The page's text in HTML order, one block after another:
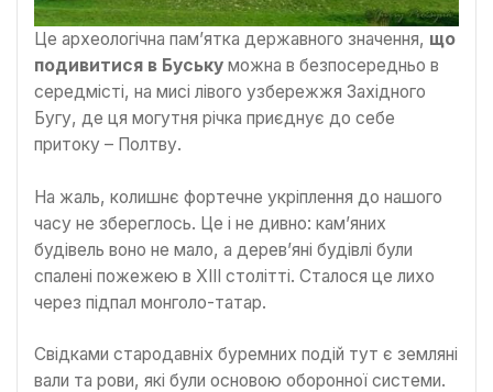
Це археологічна пам’ятка державного значення, що
подивитися в Буську можна в безпосередньо в
середмісті, на мисі лівого узбережжя Західного
Бугу, де ця могутня річка приєднує до себе
притоку – Полтву.
На жаль, колишнє фортечне укріплення до нашого
часу не збереглось. Це і не дивно: кам’яних
будівель воно не мало, а дерев’яні будівлі були
спалені пожежею в ХІІІ столітті. Сталося це лихо
через підпал монголо-татар.
Свідками стародавніх буремних подій тут є земляні
вали та рови, які були основою оборонної системи.